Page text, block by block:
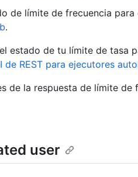
de límite de frecuencia
.
estado de tu límite de tasa
de REST para ejecutores
de la respuesta de límite de
user